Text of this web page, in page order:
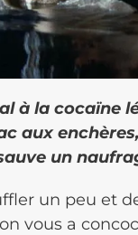
à la cocaïne
aux
un
un peu et
vous a